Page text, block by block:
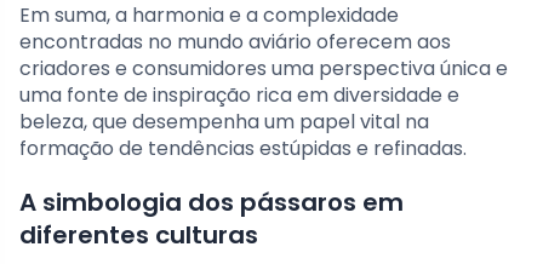
Em suma, a harmonia e a complexidade
encontradas no mundo aviário oferecem aos
criadores e consumidores uma perspectiva única e
uma fonte de inspiração rica em diversidade e
beleza, que desempenha um papel vital na
formação de tendências estúpidas e refinadas.
A simbologia dos pássaros em
diferentes culturas